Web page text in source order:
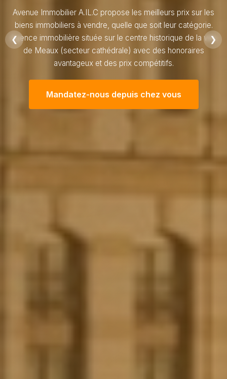
❮ ❯
Avenue Immobilier A.IL.C propose les meilleurs prix sur les
biens immobiliers à vendre, quelle que soit leur catégorie.
Agence immobilière située sur le centre historique de la ville
de Meaux (secteur cathédrale) avec des honoraires
avantageux et des prix compétitifs.
Mandatez-nous depuis chez vous